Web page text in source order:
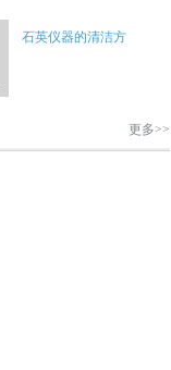
石英仪器的清洁方
更多>>